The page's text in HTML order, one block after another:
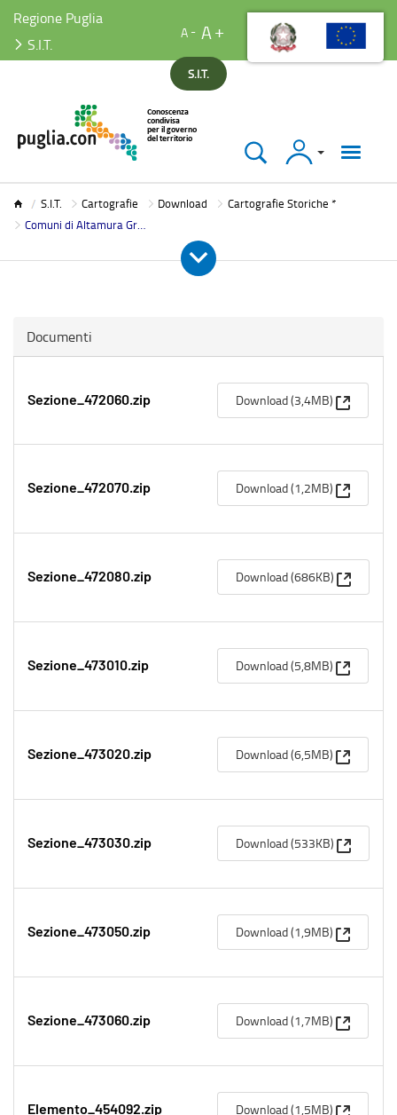
Regione Puglia
S.I.T.
A A
S.I.T.
Accedi
S.I.T. Cartografie Download
Cartografie Storiche *
Comuni di Altamura Gravina e Santeramo
Documenti
Sezione_472060.zip Download (3,4MB) (Apre
Sezione_472070.zip Download (1,2MB) (Apre
Sezione_472080.zip Download (686KB) (Apre
Sezione_473010.zip Download (5,8MB) (Apre
Sezione_473020.zip Download (6,5MB) (Apre
Sezione_473030.zip Download (533KB) (Apre
Sezione_473050.zip Download (1,9MB) (Apre
Sezione_473060.zip Download (1,7MB) (Apre
Elemento_454092.zip Download (1,5MB) (Apre